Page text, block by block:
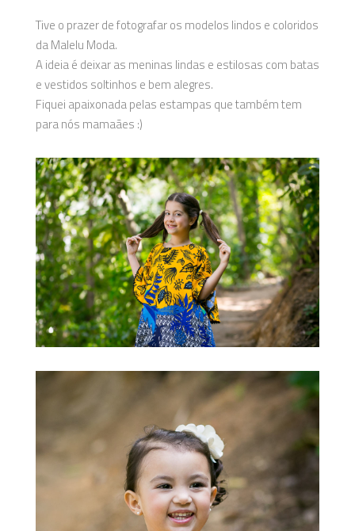
Tive o prazer de fotografar os modelos lindos e coloridos
da Malelu Moda.
A ideia é deixar as meninas lindas e estilosas com batas
e vestidos soltinhos e bem alegres.
Fiquei apaixonada pelas estampas que também tem
para nós mamaães :)